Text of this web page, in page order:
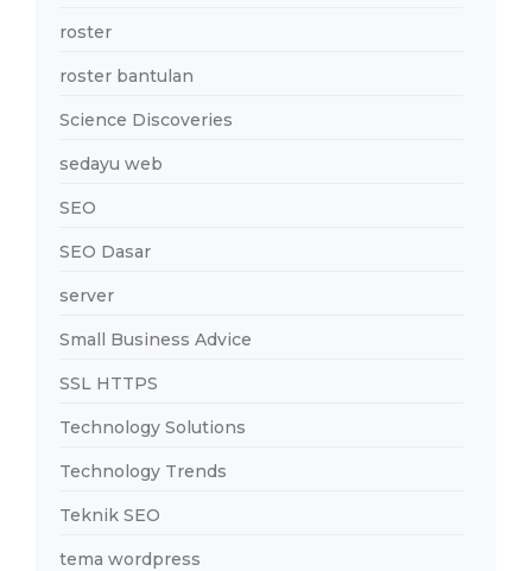
roster
roster bantulan
Science Discoveries
sedayu web
SEO
SEO Dasar
server
Small Business Advice
SSL HTTPS
Technology Solutions
Technology Trends
Teknik SEO
tema wordpress